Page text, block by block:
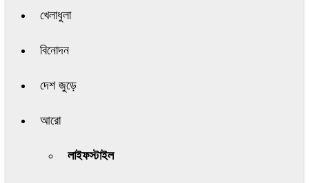
খেলাধুলা
বিনোদন
দেশ জুড়ে
আরো
লাইফস্টাইল